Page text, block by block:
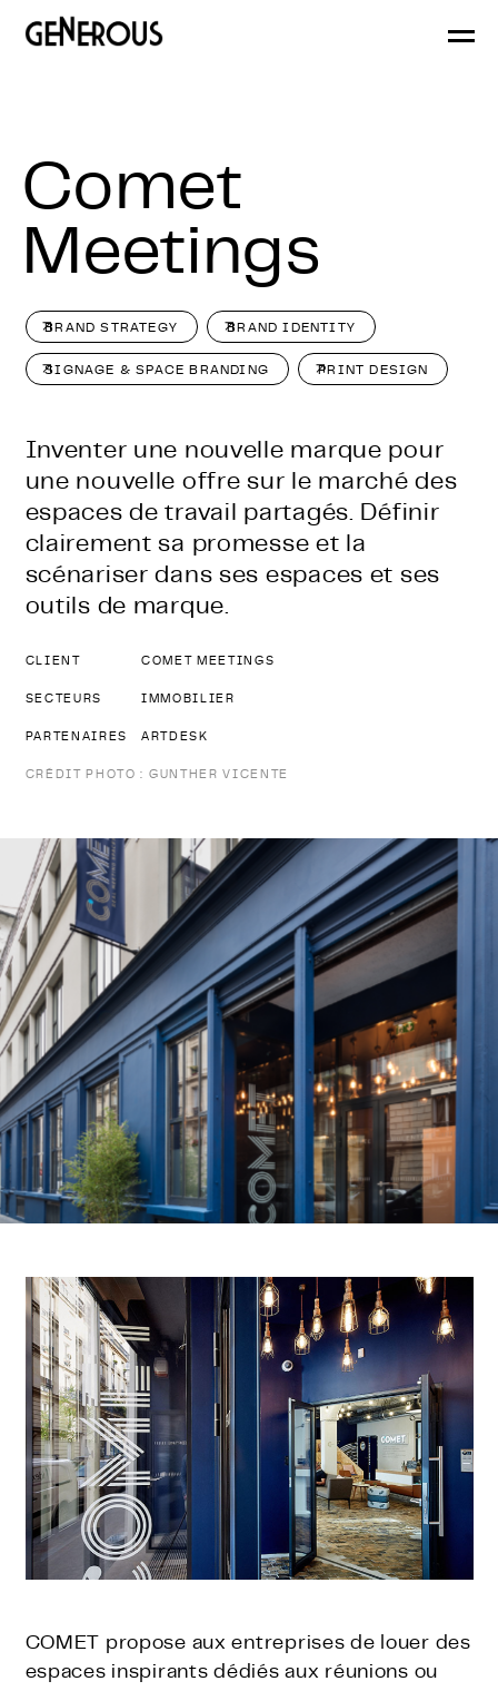
Comet
Meetings
BRAND STRATEGY BRAND IDENTITY
SIGNAGE & SPACE BRANDING PRINT DESIGN
Inventer une nouvelle marque pour
une nouvelle offre sur le marché des
espaces de travail partagés. Définir
clairement sa promesse et la
scénariser dans ses espaces et ses
outils de marque.
CLIENT COMET MEETINGS
SECTEURS IMMOBILIER
PARTENAIRES ARTDESK
CRÉDIT PHOTO : GUNTHER VICENTE
COMET propose aux entreprises de louer des
espaces inspirants dédiés aux réunions ou